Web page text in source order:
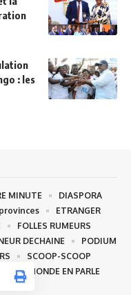
: les
MINUTE
DIASPORA
ETRANGER
FOLLES RUMEURS
DECHAINE
PODIUM
SCOOP-SCOOP
LE MONDE EN PARLE